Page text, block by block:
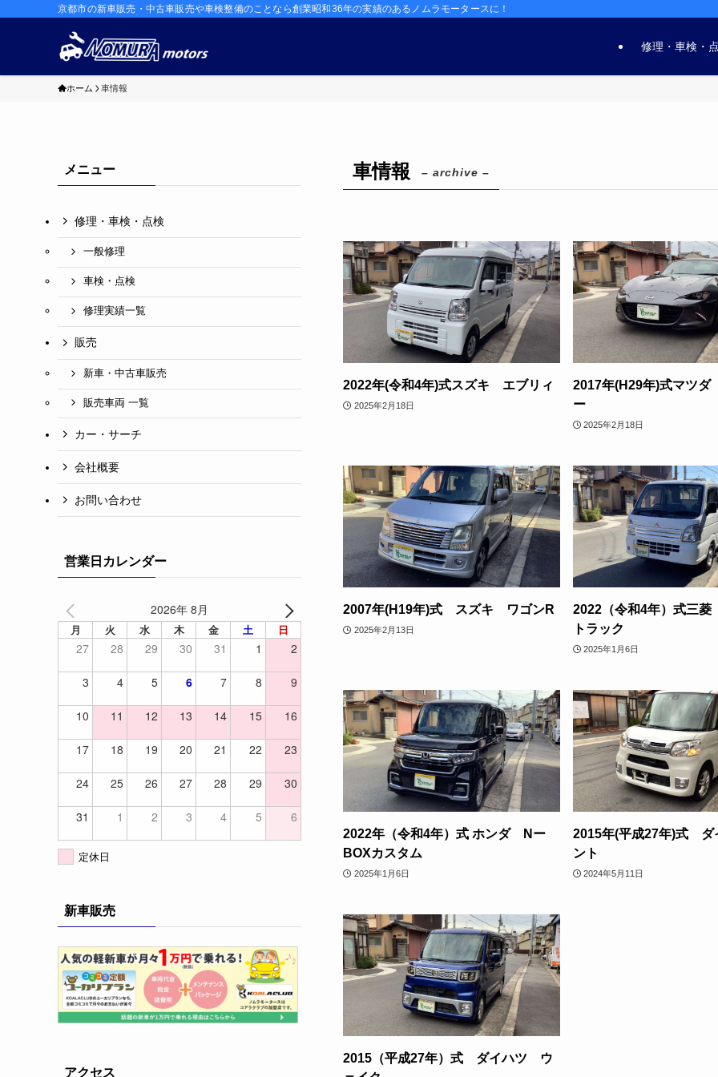
京都市の新車販売・中古車販売や車検整備のことなら創業昭和36年の実績のあるノムラモータースに！
修理・車検・
ホーム 車情報
車情報 – archive –
2022年(令和4年)式スズキ エブリィ
2025年2月18日
2017年(H29年)式マツ
ー
2025年2月18日
2007年(H19年)式 スズキ ワゴンR
2025年2月13日
2022（令和4年）式三
トラック
2025年1月6日
2022年（令和4年）式 ホンダ Nー
BOXカスタム
2025年1月6日
2015年(平成27年)式
ント
2024年5月11日
2015（平成27年）式 ダイハツ ウ
メニュー
修理・車検・点検
一般修理
車検・点検
修理実績一覧
販売
新車・中古車販売
販売車両 一覧
カー・サーチ
会社概要
お問い合わせ
営業日カレンダー
2026年 8月
月 火 水 木 金 土 日
27 28 29 30 31 1 2
3 4 5 6 7 8 9
10 11 12 13 14 15 16
17 18 19 20 21 22 23
24 25 26 27 28 29 30
31 1 2 3 4 5 6
定休日
新車販売
アクセス